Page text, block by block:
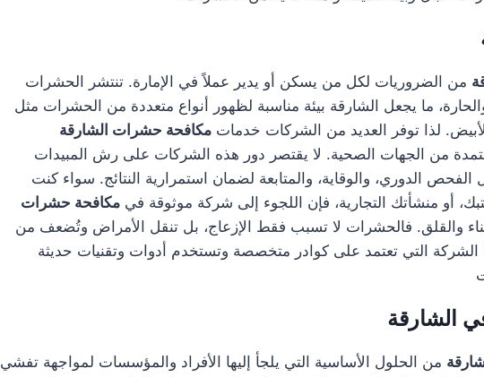
من الضروريات لكل من يسكن أو يدير عملاً في الإمارة. تنتشر الحشرات
ما يجعل الشارقة بيئة مناسبة لظهور أنواع متعددة من الحشرات مثل
لذا توفر العديد من الشركات خدماتمكافحة حشرات الشارقة
من الجهات الصحية. لا يقتصر دور هذه الشركات على رش المبيدات
الدوري، والوقاية، والمتابعة لضمان استمرارية النتائج. سواء كنت
أو منشأتك التجارية، فإن اللجوء إلى شركة موثوقة فيمكافحة حشرات
والقلق. فالحشرات لا تسبب فقط الإزعاج، بل تنقل الأمراض وتُضعف من
الشركة التي تعتمد على كوادر متخصصة وتستخدم أدوات وتقنيات حديثة
الشارقة
من الحلول الأساسية التي يلجأ إليها الأفراد والمؤسسات لمواجهة تفشي